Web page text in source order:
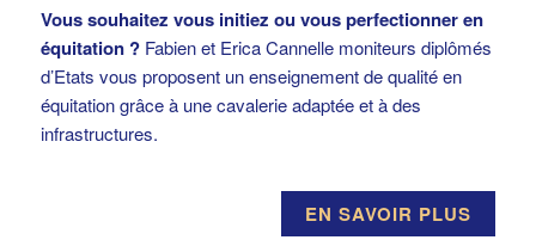
Vous souhaitez vous initiez ou vous perfectionner en
équitation ? Fabien et Erica Cannelle moniteurs diplômés
d’Etats vous proposent un enseignement de qualité en
équitation grâce à une cavalerie adaptée et à des
infrastructures.
EN SAVOIR PLUS